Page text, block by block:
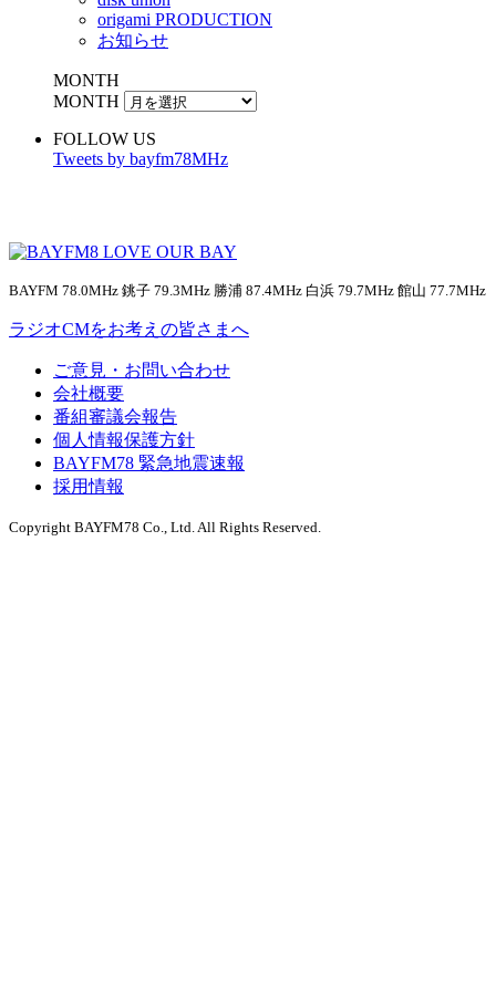
origami PRODUCTION
お知らせ
MONTH
MONTH
FOLLOW US
Tweets by bayfm78MHz
BAYFM 78.0MHz 銚子 79.3MHz 勝浦 87.4MHz 白浜 79.7MHz 館山 77.7MHz
ラジオCMをお考えの皆さまへ
ご意見・お問い合わせ
会社概要
番組審議会報告
個人情報保護方針
BAYFM78 緊急地震速報
採用情報
Copyright BAYFM78 Co., Ltd. All Rights Reserved.